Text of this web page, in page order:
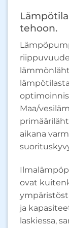
tehoon.
Maa/
aikana
ovat
ja
laskiessa,